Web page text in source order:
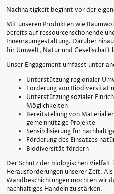
Nachhaltigkeit beginnt vor der
Mit unseren Produkten wie
bereits auf ressourcenschonende
Innenraumgestaltung. Darüber
für Umwelt, Natur und Gesellschaft
Unser Engagement umfasst unter
Unterstützung regionaler
Förderung von Biodiversität
Unterstützung sozialer
Möglichkeiten
Bereitstellung von
gemeinnützige Projekte
Sensibilisierung für
Förderung des Einsatzes
Biodiversität fördern
Der Schutz der biologischen Vielfalt
Herausforderungen unserer Zeit.
Wandbeschichtungen möchten wir
nachhaltiges Handeln zu stärken.